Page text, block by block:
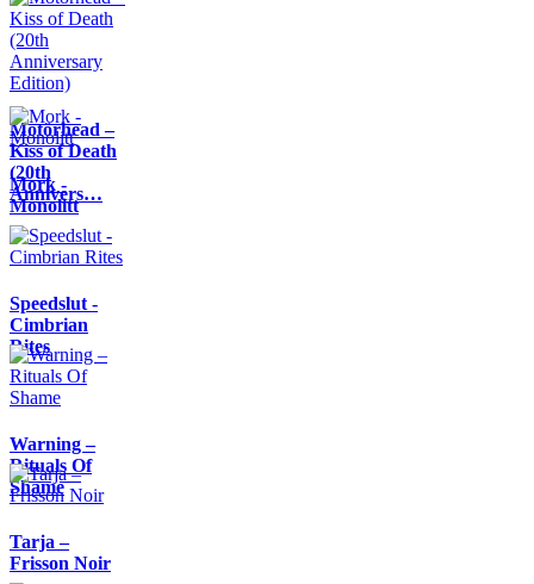
Motörhead –
Kiss of Death
(20th
Annivers…
Mork -
Monolitt
Speedslut -
Cimbrian
Rites
Warning –
Rituals Of
Shame
Tarja –
Frisson Noir